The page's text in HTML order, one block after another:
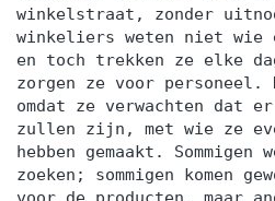
winkelstraat, zonder
winkeliers weten niet wie
en toch trekken ze elke
zorgen ze voor personeel.
omdat ze verwachten dat
zullen zijn, met wie ze
hebben gemaakt.
zoeken; sommigen komen
voor de producten, maar